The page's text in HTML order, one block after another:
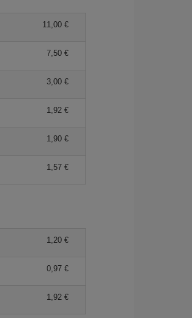
11,00 €
7,50 €
3,00 €
1,92 €
1,90 €
1,57 €
1,20 €
0,97 €
1,92 €